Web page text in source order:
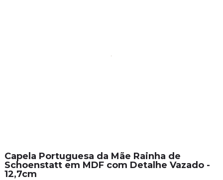
Capela Portuguesa da Mãe Rainha de
Schoenstatt em MDF com Detalhe Vazado -
12,7cm